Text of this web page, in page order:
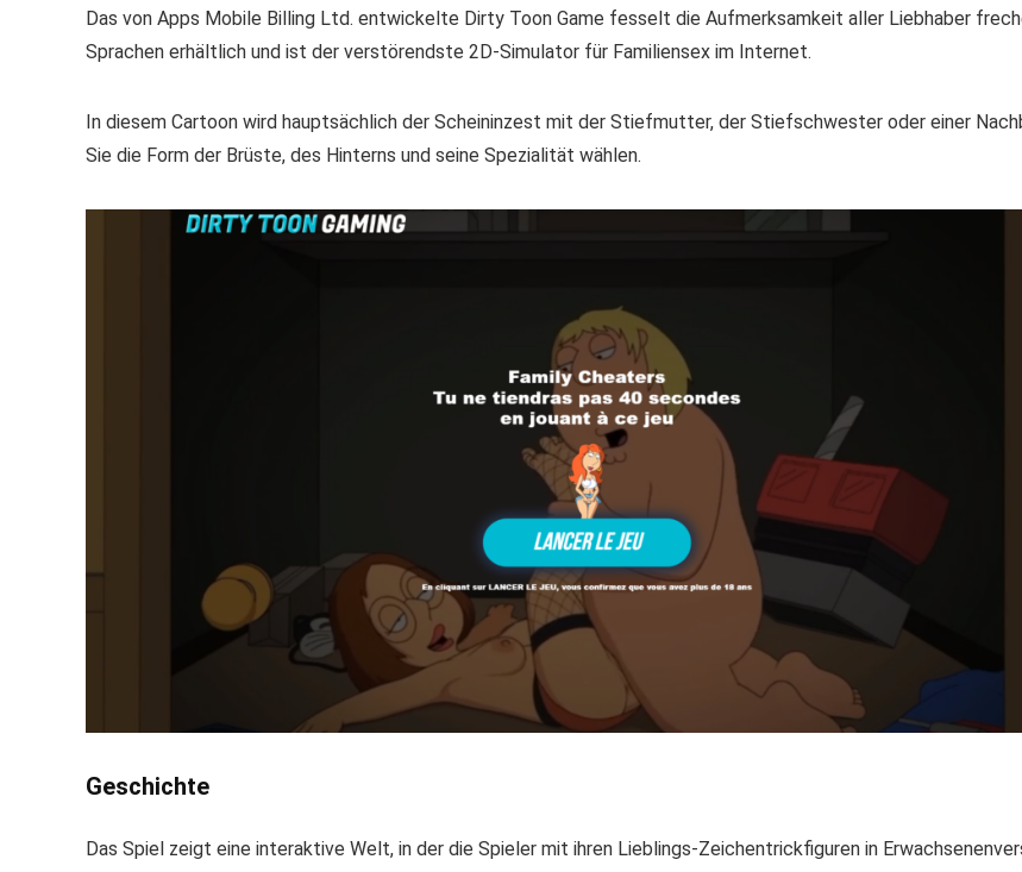
Das von Apps Mobile Billing Ltd. entwickelte Dirty Toon Game fesselt die Aufmerksamkeit aller Liebhaber
Sprachen erhältlich und ist der verstörendste 2D-Simulator für Familiensex im Internet.
In diesem Cartoon wird hauptsächlich der Scheininzest mit der Stiefmutter, der Stiefschwester oder einer
Sie die Form der Brüste, des Hinterns und seine Spezialität wählen.
Geschichte
Das Spiel zeigt eine interaktive Welt, in der die Spieler mit ihren Lieblings-Zeichentrickfiguren in